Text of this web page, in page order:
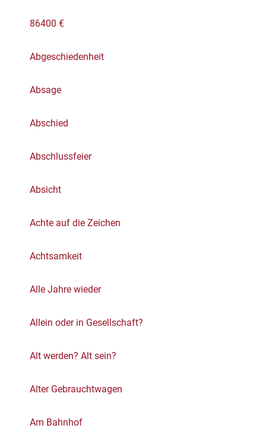
86400 €
Abgeschiedenheit
Absage
Abschied
Abschlussfeier
Absicht
Achte auf die Zeichen
Achtsamkeit
Alle Jahre wieder
Allein oder in Gesellschaft?
Alt werden? Alt sein?
Alter Gebrauchtwagen
Am Bahnhof